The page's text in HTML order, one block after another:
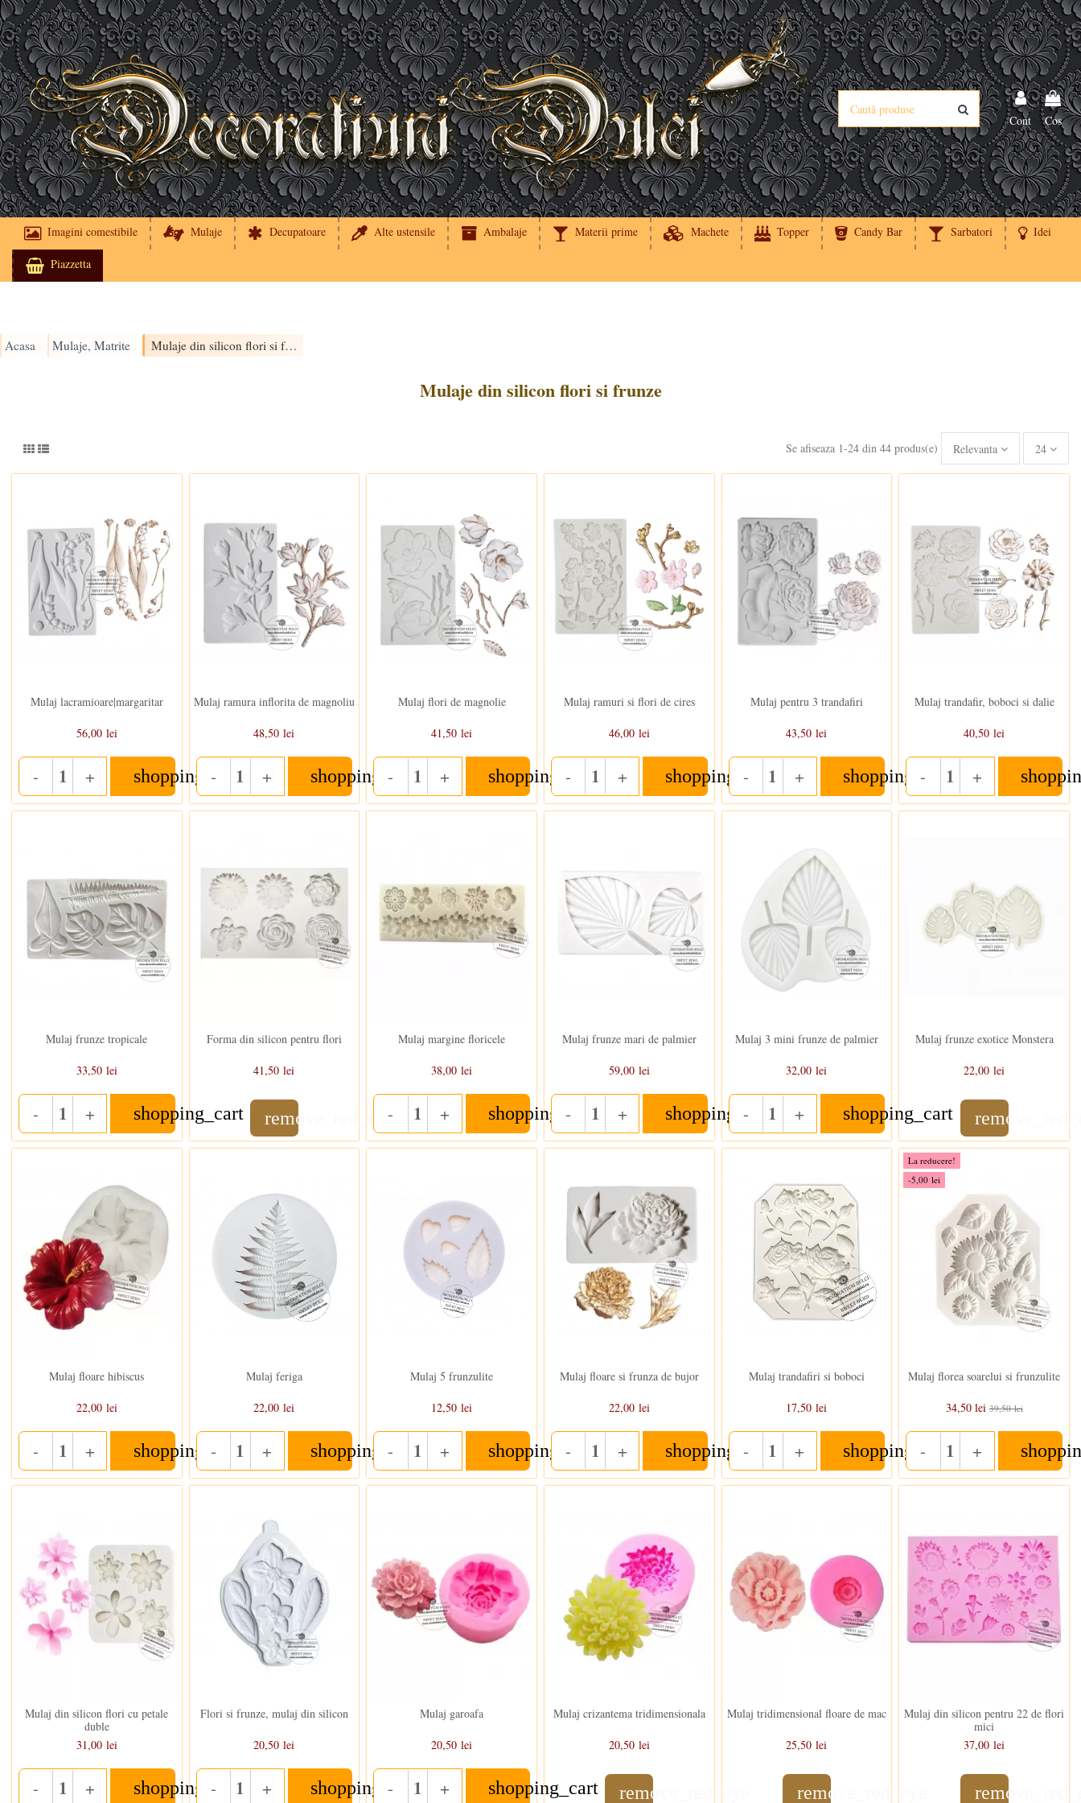
Cont Cos
Imagini comestibile Mulaje Decupatoare Alte ustensile Ambalaje Materii prime Machete Topper Candy Bar Sarbatori Idei
Piazzetta
Acasa Mulaje, Matrite Mulaje din silicon flori si frunze
Mulaje din silicon flori si frunze
Se afiseaza 1-24 din 44 produs(e) Relevanta 24
Mulaj lacramioare|margaritar
56,00 lei
- Quantity
+ shopping_cart
Mulaj ramura inflorita de magnoliu
48,50 lei
- Quantity
+ shopping_cart
Mulaj flori de magnolie
41,50 lei
- Quantity
+ shopping_cart
Mulaj ramuri si flori de cires
46,00 lei
- Quantity
+ shopping_cart
Mulaj pentru 3 trandafiri
43,50 lei
- Quantity
+ shopping_cart
Mulaj trandafir, boboci si dalie
40,50 lei
- Quantity
+
Mulaj frunze tropicale
33,50 lei
- Quantity
+ shopping_cart
Forma din silicon pentru flori
41,50 lei
remove_red_eye
Mulaj margine floricele
38,00 lei
- Quantity
+ shopping_cart
Mulaj frunze mari de palmier
59,00 lei
- Quantity
+ shopping_cart
Mulaj 3 mini frunze de palmier
32,00 lei
- Quantity
+ shopping_cart
Mulaj frunze exotice Monstera
22,00 lei
Mulaj floare hibiscus
22,00 lei
- Quantity
+ shopping_cart
Mulaj feriga
22,00 lei
- Quantity
+ shopping_cart
Mulaj 5 frunzulite
12,50 lei
- Quantity
+ shopping_cart
Mulaj floare si frunza de bujor
22,00 lei
- Quantity
+ shopping_cart
Mulaj trandafiri si boboci
17,50 lei
- Quantity
+ shopping_cart
La reducere!
-5,00 lei
Mulaj florea soarelui si frunzulite
34,50 lei 39,50 lei
- Quantity
+
Mulaj din silicon flori cu petale
duble
31,00 lei
- Quantity
+ shopping_cart
Flori si frunze, mulaj din silicon
20,50 lei
- Quantity
+ shopping_cart
Mulaj garoafa
20,50 lei
- Quantity
+ shopping_cart
Mulaj crizantema tridimensionala
20,50 lei
remove_red_eye
Mulaj tridimensional floare de mac
25,50 lei
remove_red_eye
Mulaj din silicon pentru 22 de flori
mici
37,00 lei